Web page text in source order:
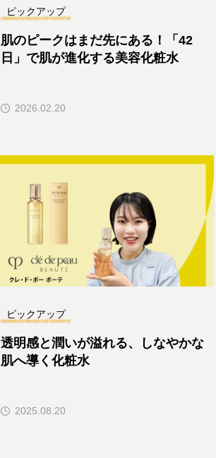
ピックアップ
肌のピークはまだ先にある！「42
日」で肌が進化する美容化粧水
2026.02.20
ピックアップ
透明感と潤いが溢れる、しなやかな
肌へ導く化粧水
2025.08.20